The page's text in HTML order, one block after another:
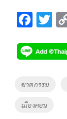
F
e
b
o
k
T
tt
er
Tags
ฆาตกรรม
เมืองคอน